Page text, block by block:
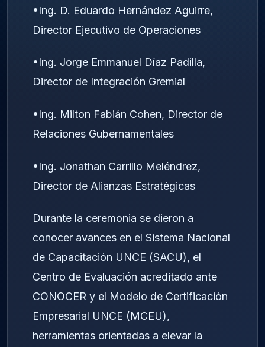
•​Ing. D. Eduardo Hernández Aguirre,
Director Ejecutivo de Operaciones
•​Ing. Jorge Emmanuel Díaz Padilla,
Director de Integración Gremial
•​Ing. Milton Fabián Cohen, Director de
Relaciones Gubernamentales
•​Ing. Jonathan Carrillo Meléndrez,
Director de Alianzas Estratégicas
Durante la ceremonia se dieron a
conocer avances en el Sistema Nacional
de Capacitación UNCE (SACU), el
Centro de Evaluación acreditado ante
CONOCER y el Modelo de Certificación
Empresarial UNCE (MCEU),
herramientas orientadas a elevar la